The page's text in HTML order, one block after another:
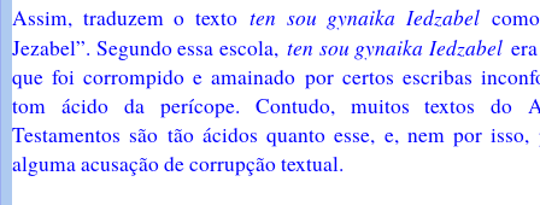
Assim, traduzem o textoten sou gynaika Iedzabel
Jezabel”. Segundo essa escola, ten sou gynaika Iedzabel
que foi corrompido e amainado por certos escribas
tom ácido da perícope. Contudo, muitos textos do
Testamentos são tão ácidos quanto esse, e, nem por isso,
alguma acusação de corrupção textual.